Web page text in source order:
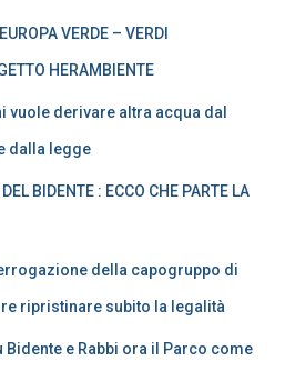
VERDE – VERDI
HERAMBIENTE
vuole derivare altra acqua dal
dalla legge
BIDENTE : ECCO CHE PARTE LA
della capogruppo di
ripristinare subito la legalità
Bidente e Rabbi ora il Parco come